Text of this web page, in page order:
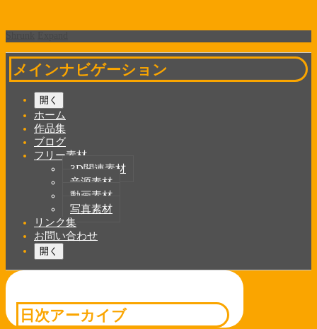
メインナビゲーション
開く
ホーム
作品集
ブログ
フリー素材
3D関連素材
音源素材
動画素材
写真素材
リンク集
お問い合わせ
開く
日次アーカイブ